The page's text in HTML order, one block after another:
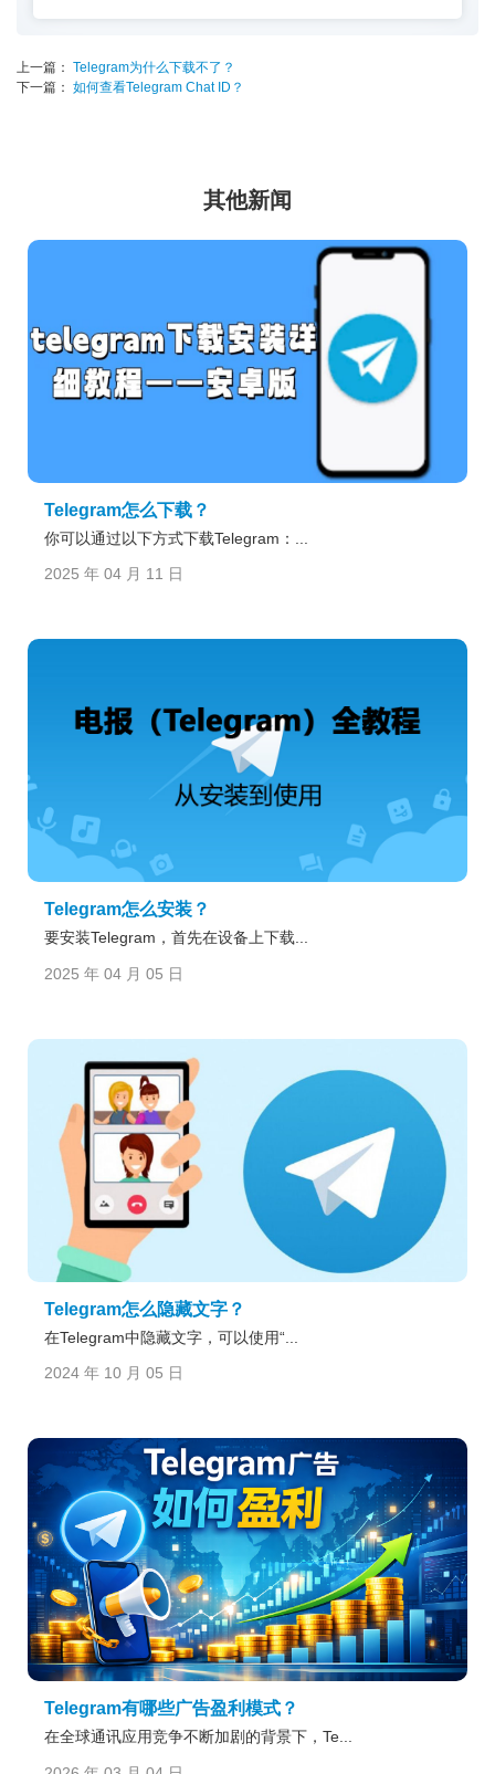
上一篇： Telegram为什么下载不了？
下一篇： 如何查看Telegram Chat ID？
其他新闻
Telegram怎么下载？
你可以通过以下方式下载Telegram：...
2025 年 04 月 11 日
Telegram怎么安装？
要安装Telegram，首先在设备上下载...
2025 年 04 月 05 日
Telegram怎么隐藏文字？
在Telegram中隐藏文字，可以使用“...
2024 年 10 月 05 日
Telegram有哪些广告盈利模式？
在全球通讯应用竞争不断加剧的背景下，Te...